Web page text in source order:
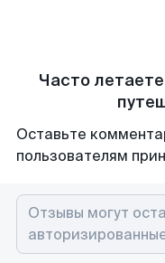
Часто
Оставьте
пользователям